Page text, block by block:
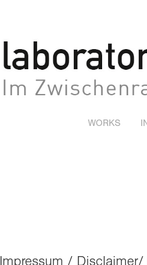
WORKS
Impressum / Disclaimer/